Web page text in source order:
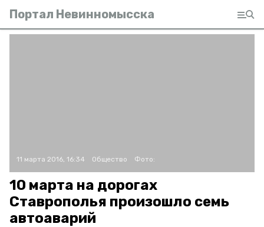
Портал Невинномысска
11 марта 2016, 16:34 Общество Фото:
10 марта на дорогах
Ставрополья произошло семь
автоаварий